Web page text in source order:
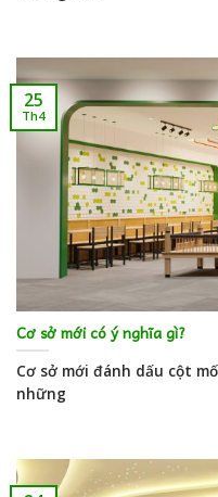
Cơ sở mới có ý nghĩa gì?
Cơ sở mới đánh dấu cột
những
25
Th4